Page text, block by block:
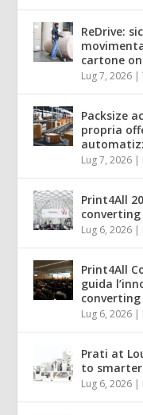
ReDrive:
cartone
Lug 7, 2026 |
Packsize
propria
Lug 7, 2026 |
Print4All
Lug 6, 2026 |
Print4All
guida
converting
Lug 6, 2026 |
Prati at
to
Lug 6, 2026 |